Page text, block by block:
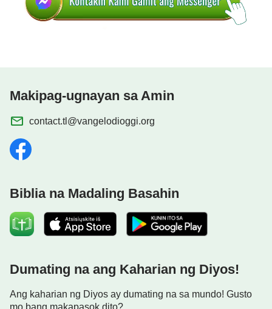
Makipag-ugnayan sa Amin
contact.tl@vangelodioggi.org
Biblia na Madaling Basahin
Dumating na ang Kaharian ng Diyos!
Ang kaharian ng Diyos ay dumating na sa mundo! Gusto
mo bang makapasok dito?